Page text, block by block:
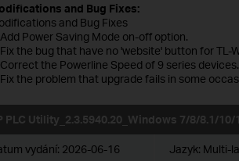
and Bug Fixes:
and Bug Fixes
Add Power Saving Mode on-off option.
the bug that have no 'website' button for TL-
the Powerline Speed of 9 series devices.
the problem that upgrade fails in some
PLC Utility_2.3.5940.20_Windows 7/8/8.1/10/
vydání: 2026-06-16 Jazyk: Multi-